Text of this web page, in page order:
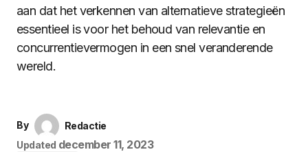
aan dat het verkennen van alternatieve strategieën
essentieel is voor het behoud van relevantie en
concurrentievermogen in een snel veranderende
wereld.
By
Redactie
Updated december 11, 2023